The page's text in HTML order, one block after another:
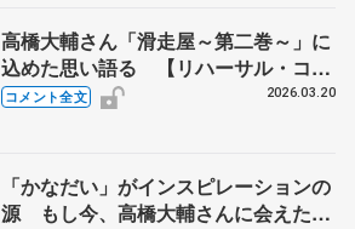
高橋大輔さん「滑走屋～第二巻～」に
込めた思い語る 【リハーサル・コメ
ント全文】
コメント全文 2026.03.20
「かなだい」がインスピレーションの
源 もし今、高橋大輔さんに会えた